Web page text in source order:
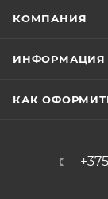
КОМПАНИЯ
ИНФОРМАЦИЯ
КАК